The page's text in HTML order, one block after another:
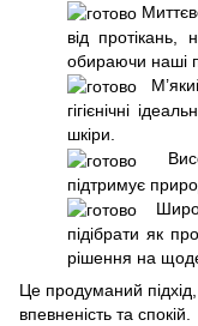
від
обираючи наші
гігієнічні
шкіри.
підтримує
підібрати як
рішення на
Це продуманий
впевненість та спокій.